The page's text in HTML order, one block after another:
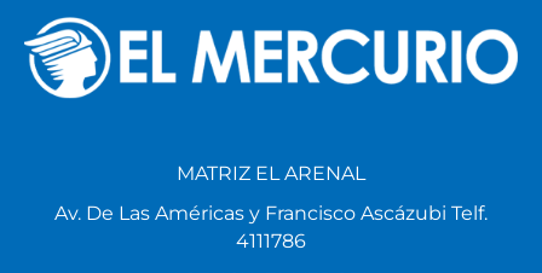
MATRIZ EL ARENAL
Av. De Las Américas y Francisco Ascázubi Telf.
4111786